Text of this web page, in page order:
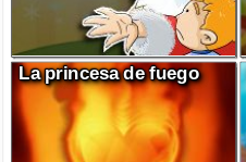
La princesa de fuego